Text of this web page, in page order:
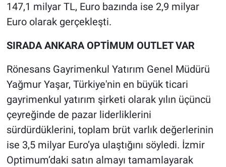
147,1 milyar TL, Euro bazında ise 2,9 milyar
Euro olarak gerçekleşti.
SIRADA ANKARA OPTİMUM OUTLET VAR
Rönesans Gayrimenkul Yatırım Genel Müdürü
Yağmur Yaşar, Türkiye'nin en büyük ticari
gayrimenkul yatırım şirketi olarak yılın üçüncü
çeyreğinde de pazar liderliklerini
sürdürdüklerini, toplam brüt varlık değerlerinin
ise 3,5 milyar Euro’ya ulaştığını söyledi. İzmir
Optimum’daki satın almayı tamamlayarak